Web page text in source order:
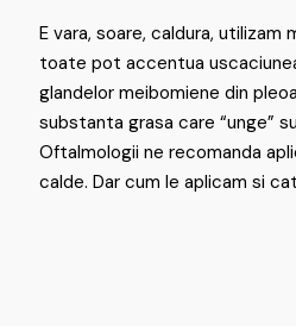
E vara, soare, caldura,
toate pot accentua
glandelor meibomiene din
substanta grasa care “unge”
Oftalmologii ne recomanda
calde. Dar cum le aplicam si cat